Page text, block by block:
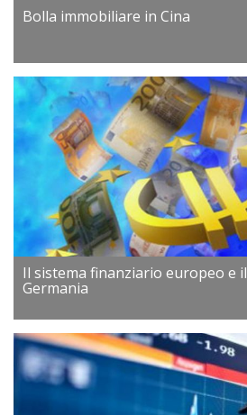
Bolla immobiliare in Cina
Il sistema finanziario europeo e
Germania